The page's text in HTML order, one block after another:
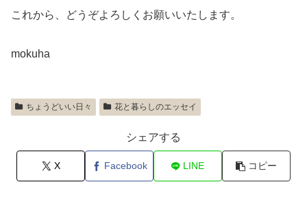
これから、どうぞよろしくお願いいたします。
mokuha
ちょうどいい日々 花と暮らしのエッセイ
シェアする
X Facebook LINE コピー